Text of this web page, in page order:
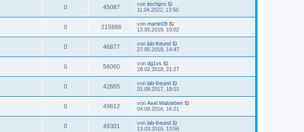
0 45087 von itechpro
11.04.2022, 13:50
0 215886 von martin09
13.05.2019, 19:02
0 46877 von lab-freund
27.05.2018, 14:47
0 56060 von dg1vs
28.02.2018, 21:27
0 42665 von lab-freund
31.08.2017, 19:01
0 49612 von Axel.Walsleben
04.08.2016, 16:21
0 49301 von lab-freund
13.03.2016, 13:56